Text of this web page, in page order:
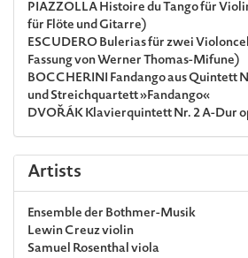
PIAZZOLLAHistoire du Tango für
für Flöte und Gitarre)
ESCUDEROBulerias für zwei
Fassung von Werner Thomas-Mifune)
BOCCHERINI Fandango aus Quintett
und Streichquartett »Fandango«
DVOŘÁKKlavierquintett Nr. 2 A-Dur
Artists
Ensemble der Bothmer-Musik
Lewin Creuzviolin
Samuel Rosenthalviola